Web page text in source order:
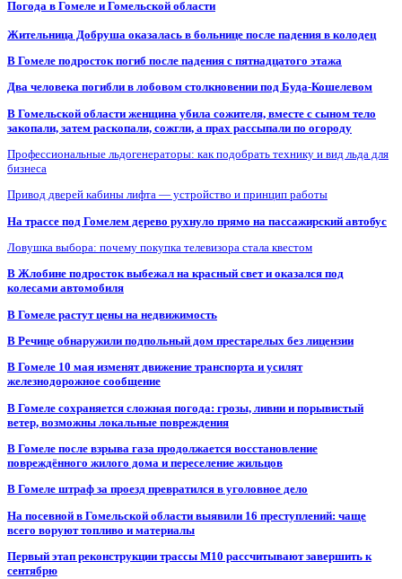
Погода в Гомеле и Гомельской области
Жительница Добруша оказалась в больнице после падения в колодец
В Гомеле подросток погиб после падения с пятнадцатого этажа
Два человека погибли в лобовом столкновении под Буда-Кошелевом
В Гомельской области женщина убила сожителя, вместе с сыном тело
закопали, затем раскопали, сожгли, а прах рассыпали по огороду
Профессиональные льдогенераторы: как подобрать технику и вид льда для
бизнеса
Привод дверей кабины лифта — устройство и принцип работы
На трассе под Гомелем дерево рухнуло прямо на пассажирский автобус
Ловушка выбора: почему покупка телевизора стала квестом
В Жлобине подросток выбежал на красный свет и оказался под
колесами автомобиля
В Гомеле растут цены на недвижимость
В Речице обнаружили подпольный дом престарелых без лицензии
В Гомеле 10 мая изменят движение транспорта и усилят
железнодорожное сообщение
В Гомеле сохраняется сложная погода: грозы, ливни и порывистый
ветер, возможны локальные повреждения
В Гомеле после взрыва газа продолжается восстановление
повреждённого жилого дома и переселение жильцов
В Гомеле штраф за проезд превратился в уголовное дело
На посевной в Гомельской области выявили 16 преступлений: чаще
всего воруют топливо и материалы
Первый этап реконструкции трассы М10 рассчитывают завершить к
сентябрю